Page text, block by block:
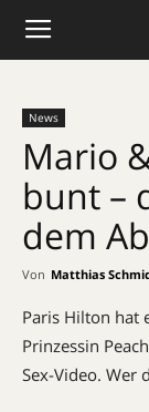
News
Mario
bunt –
dem
Von Matthias
Paris Hilton hat
Prinzessin
Sex-Video. Wer